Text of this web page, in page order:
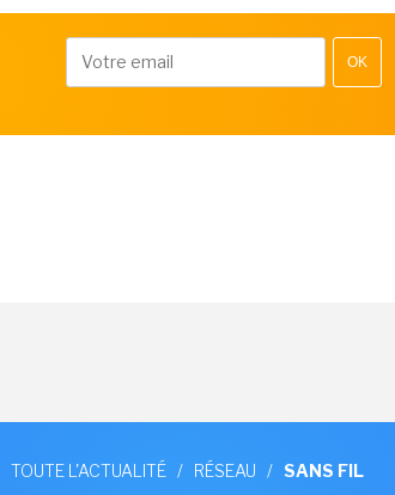
OK
TOUTE L'ACTUALITÉ / RÉSEAU / SANS FIL